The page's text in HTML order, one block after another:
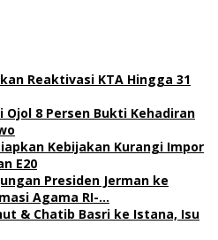
Reaktivasi KTA Hingga 31
Ojol 8 Persen Bukti Kehadiran
Kebijakan Kurangi Impor
E20
Presiden Jerman ke
Agama RI-…
& Chatib Basri ke Istana, Isu